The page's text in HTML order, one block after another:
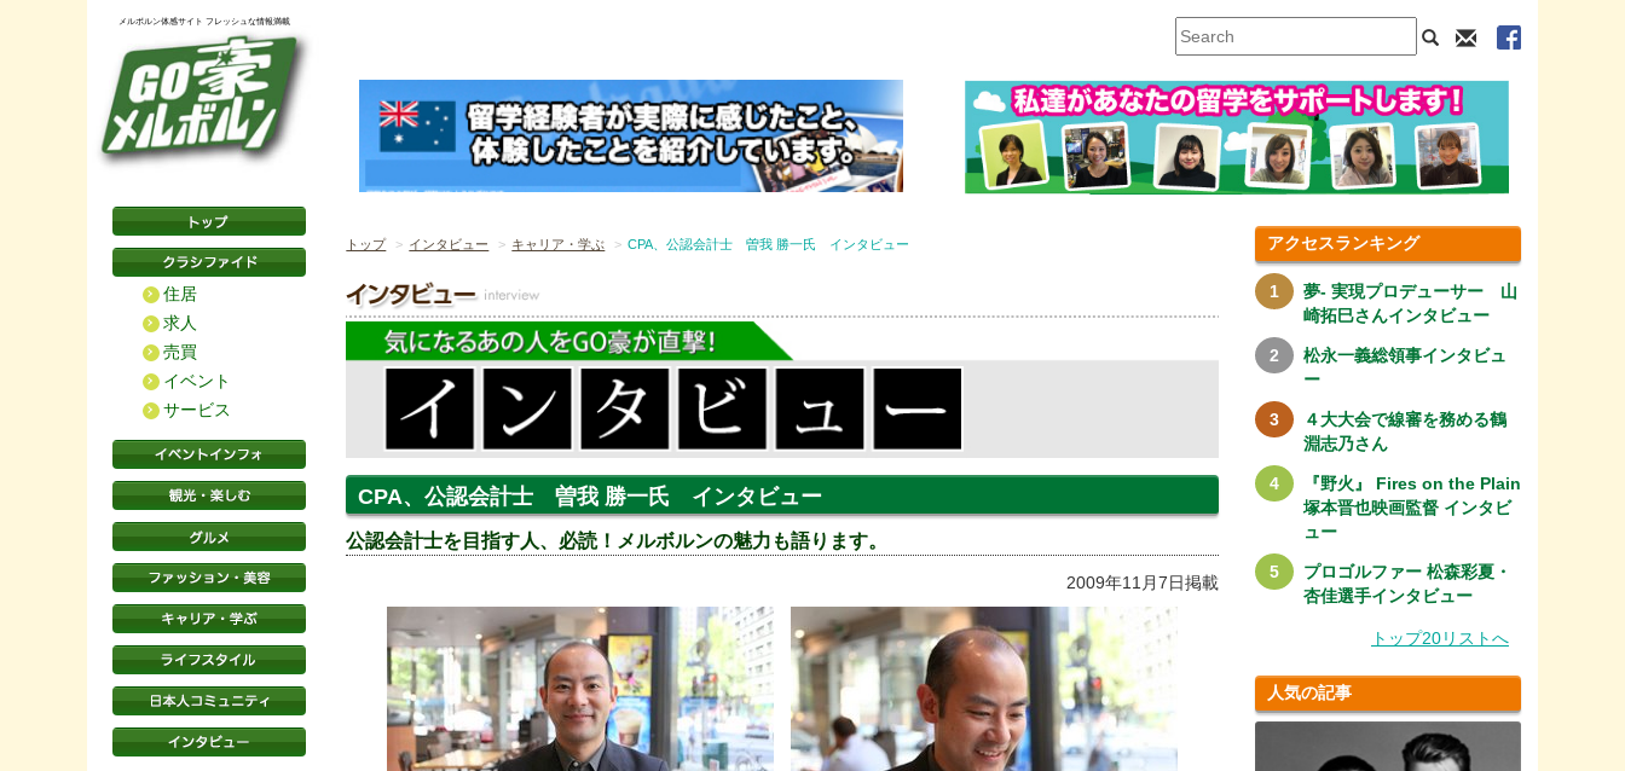
メルボルン体感サイト フレッシュな情報満載
住居
求人
売買
イベント
サービス
トップ インタビュー キャリア・学ぶ CPA、公認会計士 曽我 勝一氏 インタビュー
CPA、公認会計士 曽我 勝一氏 インタビュー
公認会計士を目指す人、必読！メルボルンの魅力も語ります。
2009年11月7日掲載
アクセスランキング
夢- 実現プロデューサー 山
崎拓巳さんインタビュー
松永一義総領事インタビュ
ー
４大大会で線審を務める鶴
淵志乃さん
『野火』 Fires on the Plain
塚本晋也映画監督 インタビ
ュー
プロゴルファー 松森彩夏・
杏佳選手インタビュー
トップ20リストへ
人気の記事